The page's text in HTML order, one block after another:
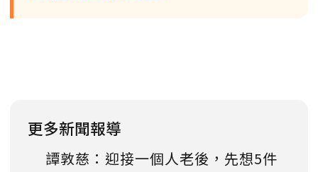
更多新聞報導
譚敦慈：迎接一個人老後，先想5件